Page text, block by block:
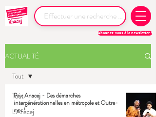
Abonnez-vous à la newsletter !
ACTUALITÉ
Tout
L'Anacej
Tout
Prix Anacej - Des démarches
intergénérationnelles en métropole et Outre-
mer !